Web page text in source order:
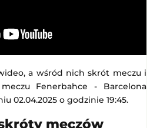
a wśród nich skrót meczu i
Fenerbahce - Barcelona
02.04.2025 o godzinie 19:45.
meczów